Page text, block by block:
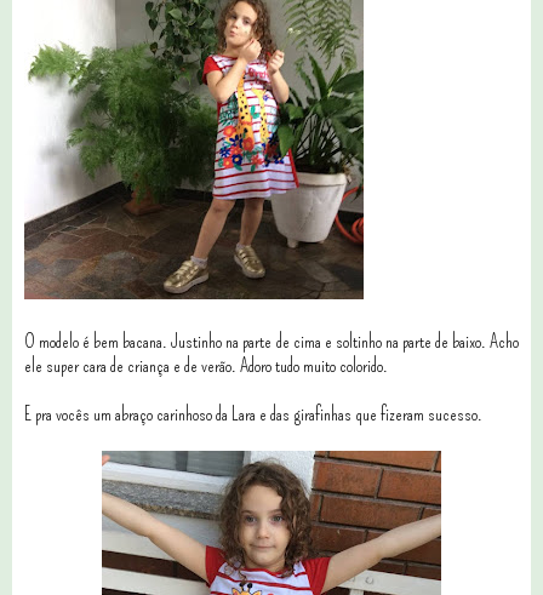
O modelo é bem bacana. Justinho na parte de cima e soltinho na parte de baixo. Acho
ele super cara de criança e de verão. Adoro tudo muito colorido.
E pra vocês um abraço carinhoso da Lara e das girafinhas que fizeram sucesso.